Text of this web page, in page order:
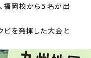
福岡校から５名が出
ビを発揮した大会と